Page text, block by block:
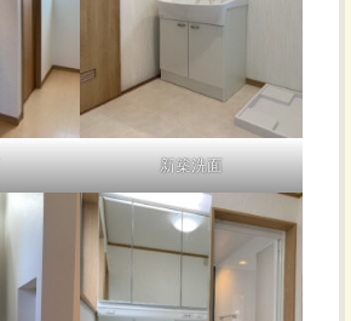
新築洗面